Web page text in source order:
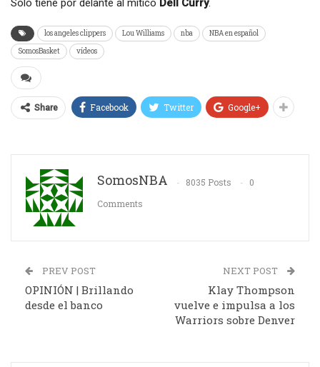
Solo tiene por delante al mítico Dell Curry.
los angeles clippers Lou Williams nba
NBA en español
SomosBasket
vídeos
Share Facebook Twitter Google+
SomosNBA 8035 Posts
0
Comments
PREV POST
OPINIÓN | Brillando
desde el banco
NEXT POST
Klay Thompson
vuelve e impulsa a los
Warriors sobre Denver